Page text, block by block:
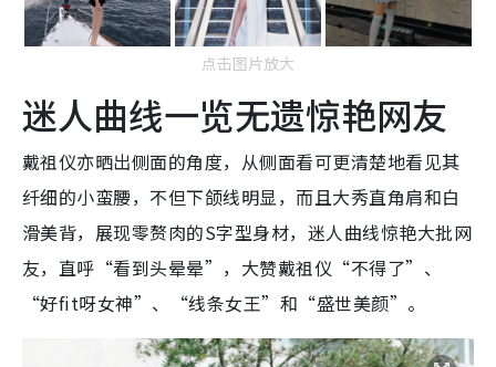
点击图片放大
迷人曲线一览无遗惊艳网友
戴祖仪亦晒出侧面的角度，从侧面看可更清楚地看见其
纤细的小蛮腰，不但下颌线明显，而且大秀直角肩和白
滑美背，展现零赘肉的S字型身材，迷人曲线惊艳大批网
友，直呼“看到头晕晕”，大赞戴祖仪“不得了”、
“好fit呀女神”、“线条女王”和“盛世美颜”。